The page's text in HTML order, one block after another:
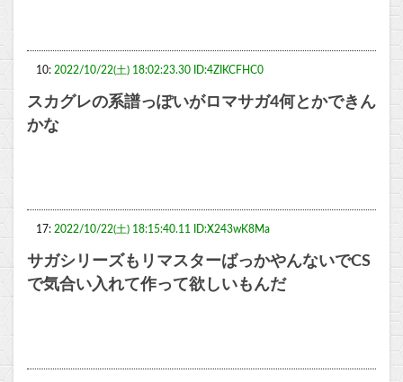
10: 2022/10/22(土) 18:02:23.30 ID:4ZIKCFHC0
スカグレの系譜っぽいがロマサガ4何とかできん
かな
17: 2022/10/22(土) 18:15:40.11 ID:X243wK8Ma
サガシリーズもリマスターばっかやんないでCS
で気合い入れて作って欲しいもんだ